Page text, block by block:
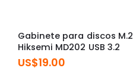
Gabinete para discos M.2
Hiksemi MD202 USB 3.2
US$19.00